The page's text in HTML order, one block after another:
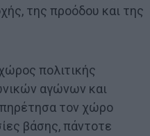
της προόδου και της
πολιτικής
αγώνων και
τον χώρο
βάσης, πάντοτε